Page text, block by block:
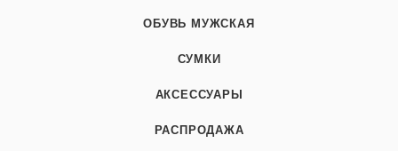
ОБУВЬ МУЖСКАЯ
СУМКИ
АКСЕССУАРЫ
РАСПРОДАЖА